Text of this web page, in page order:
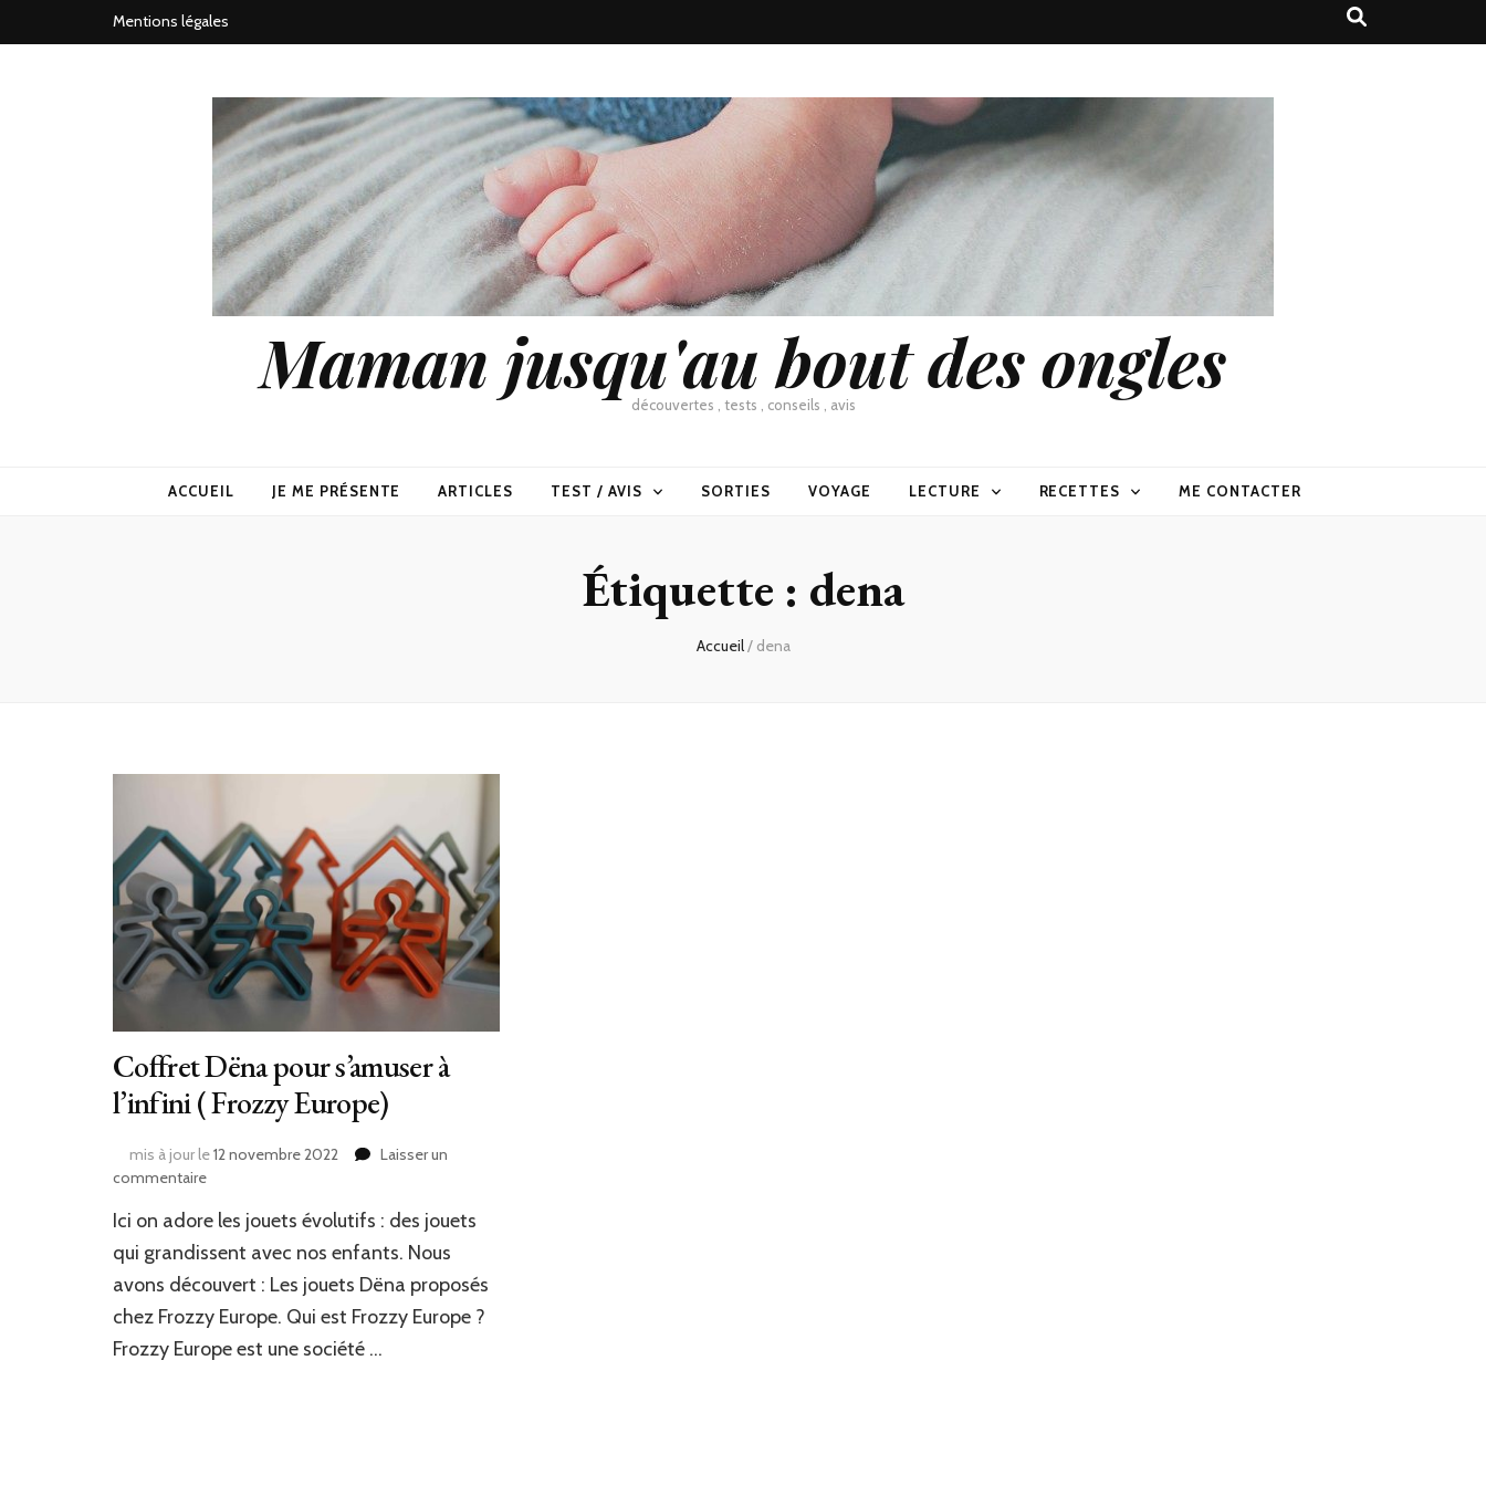
Mentions légales
Maman jusqu'au bout des ongles
découvertes , tests , conseils , avis
ACCUEIL JE ME PRÉSENTE ARTICLES TEST / AVIS SORTIES VOYAGE LECTURE RECETTES ME CONTACTER
Étiquette : dena
Accueil/ dena
Coffret Dëna pour s’amuser à
l’infini ( Frozzy Europe)
mis à jour le12 novembre 2022
Laisser un
commentairesur
Dëna
pour
à
l’infini
Frozzy
Ici on adore les jouets évolutifs : des jouets
qui grandissent avec nos enfants. Nous
avons découvert : Les jouets Dëna proposés
chez Frozzy Europe. Qui est Frozzy Europe ?
Frozzy Europe est une société …